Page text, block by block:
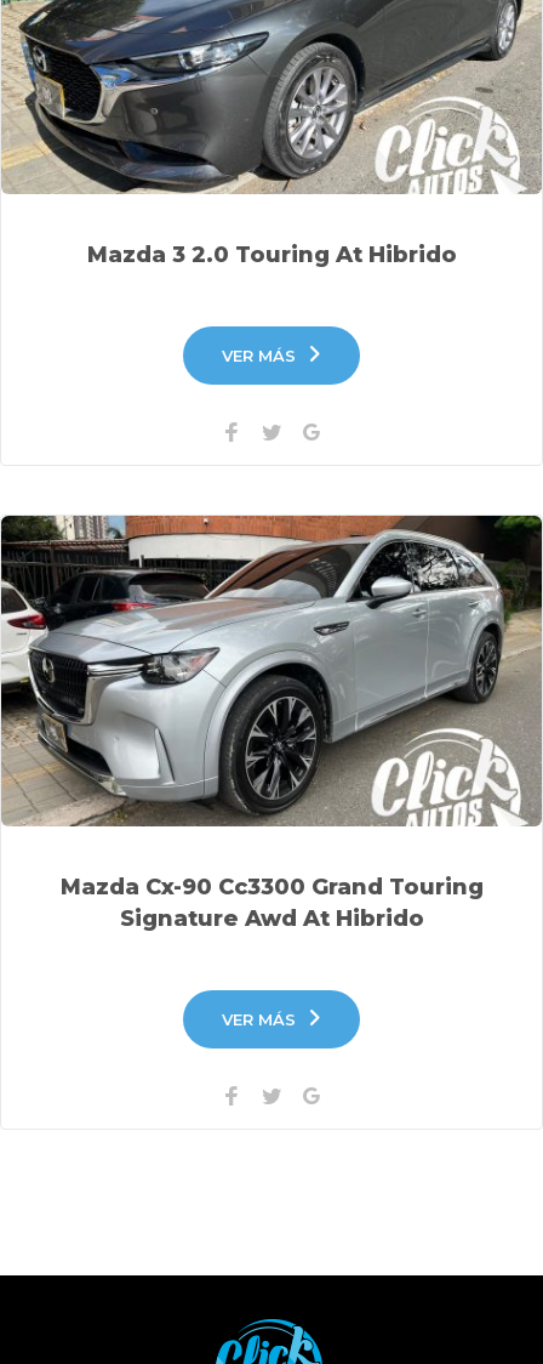
Mazda 3 2.0 Touring At Hibrido
VER MÁS
Facebook
Twitter
Mazda Cx-90 Cc3300 Grand Touring
Signature Awd At Hibrido
VER MÁS
Facebook
Twitter